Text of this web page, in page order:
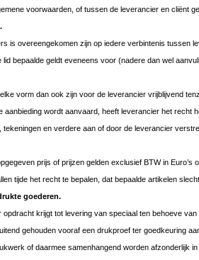
voorwaarden, of tussen de leverancier en cliënt
is overeengekomen zijn op iedere verbintenis
lid bepaalde geldt eveneens voor (nadere dan wel
vorm dan ook zijn voor de leverancier vrijblijvend
aanbieding wordt aanvaard, heeft leverancier het
tekeningen en verdere aan of door de leverancier
prijs of prijzen gelden exclusief BTW in
tijde het recht te bepalen, dat bepaalde artikelen
goederen.
opdracht krijgt tot levering van speciaal ten behoeve
gehouden vooraf een drukproef ter goedkeuring
of daarmee samenhangend worden afzonderlijk